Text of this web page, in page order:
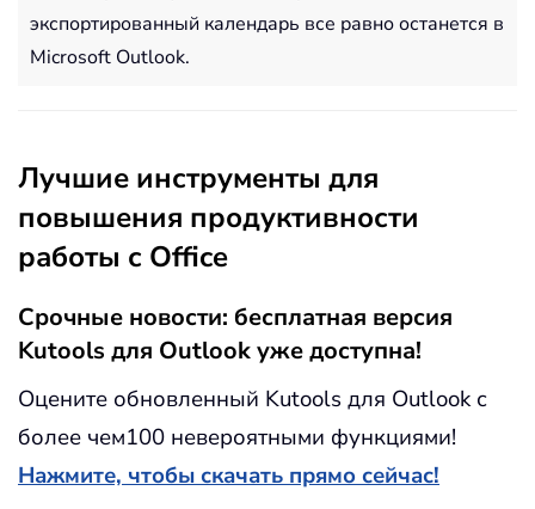
экспортированный календарь все равно останется в
Microsoft Outlook.
Лучшие инструменты для
повышения продуктивности
работы с Office
Срочные новости: бесплатная версия
Kutools для Outlook уже доступна!
Оцените обновленный Kutools для Outlook с
более чем100 невероятными функциями!
Нажмите, чтобы скачать прямо сейчас!